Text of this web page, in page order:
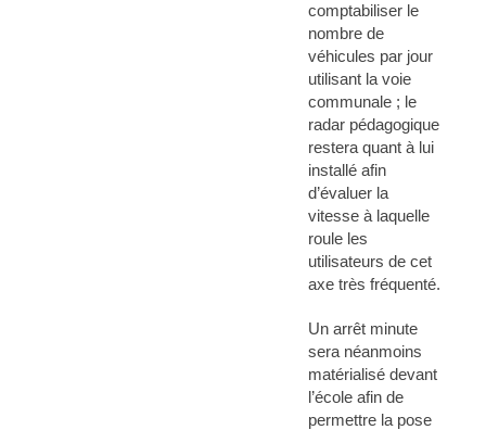
comptabiliser le
nombre de
véhicules par jour
utilisant la voie
communale ; le
radar pédagogique
restera quant à lui
installé afin
d’évaluer la
vitesse à laquelle
roule les
utilisateurs de cet
axe très fréquenté.
Un arrêt minute
sera néanmoins
matérialisé devant
l’école afin de
permettre la pose